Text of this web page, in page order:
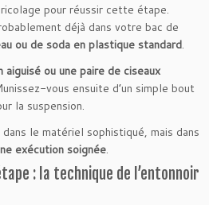
pour réussir cette étape.
déjà dans votre bac de
ou de soda en plastique standard.
aiguisé ou une paire de ciseaux
vous ensuite d’un simple bout
la suspension.
le matériel sophistiqué, mais dans
exécution soignée.
: la technique de l’entonnoir